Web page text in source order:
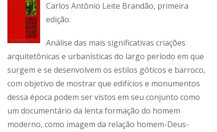
Carlos Antônio Leite Brandão, primeira
edição.
Análise das mais significativas criações
arquitetônicas e urbanísticas do largo período em que
surgem e se desenvolvem os estilos góticos e barroco,
com objetivo de mostrar que edifícios e monumentos
dessa época podem ser vistos em seu conjunto como
um documentário da lenta formação do homem
moderno, como imagem da relação homem-Deus-